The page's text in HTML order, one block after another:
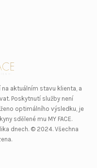
aktuálním stavu klienta, a
Poskytnutí služby není
optimálního výsledku, je
sdělené mu MY FACE.
dnech. © 2024. Všechna